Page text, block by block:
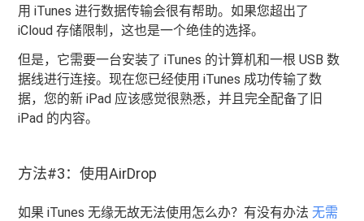
用 iTunes 进行数据传输会很有帮助。如果您超出了
iCloud 存储限制，这也是一个绝佳的选择。
但是，它需要一台安装了 iTunes 的计算机和一根 USB 数
据线进行连接。现在您已经使用 iTunes 成功传输了数
据，您的新 iPad 应该感觉很熟悉，并且完全配备了旧
iPad 的内容。
方法#3：使用AirDrop
如果 iTunes 无缘无故无法使用怎么办？有没有办法无需